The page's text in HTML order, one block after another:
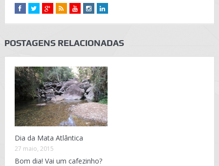
POSTAGENS RELACIONADAS
Dia da Mata Atlântica
27 maio, 2015
Bom dia! Vai um cafezinho?